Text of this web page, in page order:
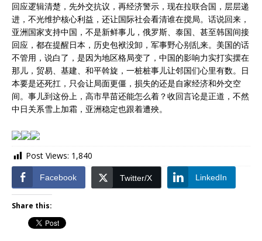
回应逻辑清楚，先外交抗议，再经济警示，现在拉联合国，层层递
进，不光维护核心利益，还让国际社会看清谁在搅局。话说回来，
亚洲国家支持中国，不是新鲜事儿，俄罗斯、泰国、甚至韩国间接
回应，都在提醒日本，历史包袱没卸，军事野心别乱来。美国的话
不管用，说白了，是因为地区格局变了，中国的影响力实打实摆在
那儿，贸易、基建、和平斡旋，一桩桩事儿让邻国们心里有数。日
本要是还死扛，只会让局面更僵，损失的还是自家经济和外交空
间。事儿到这份上，高市早苗还能怎么着？收回言论是正道，不然
中日关系雪上加霜，亚洲稳定也跟着遭殃。
Post Views: 1,840
Facebook Twitter/X LinkedIn
Share this: